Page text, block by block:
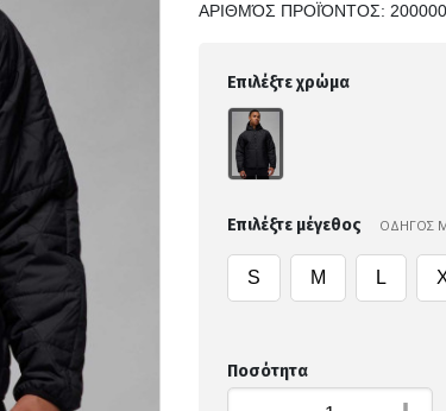
ΑΡΙΘΜΌΣ ΠΡΟΪΌΝΤΟΣ:
Επιλέξτε χρώμα
Επιλέξτε μέγεθος ΟΔΗΓΟΣ
S M L
Ποσότητα